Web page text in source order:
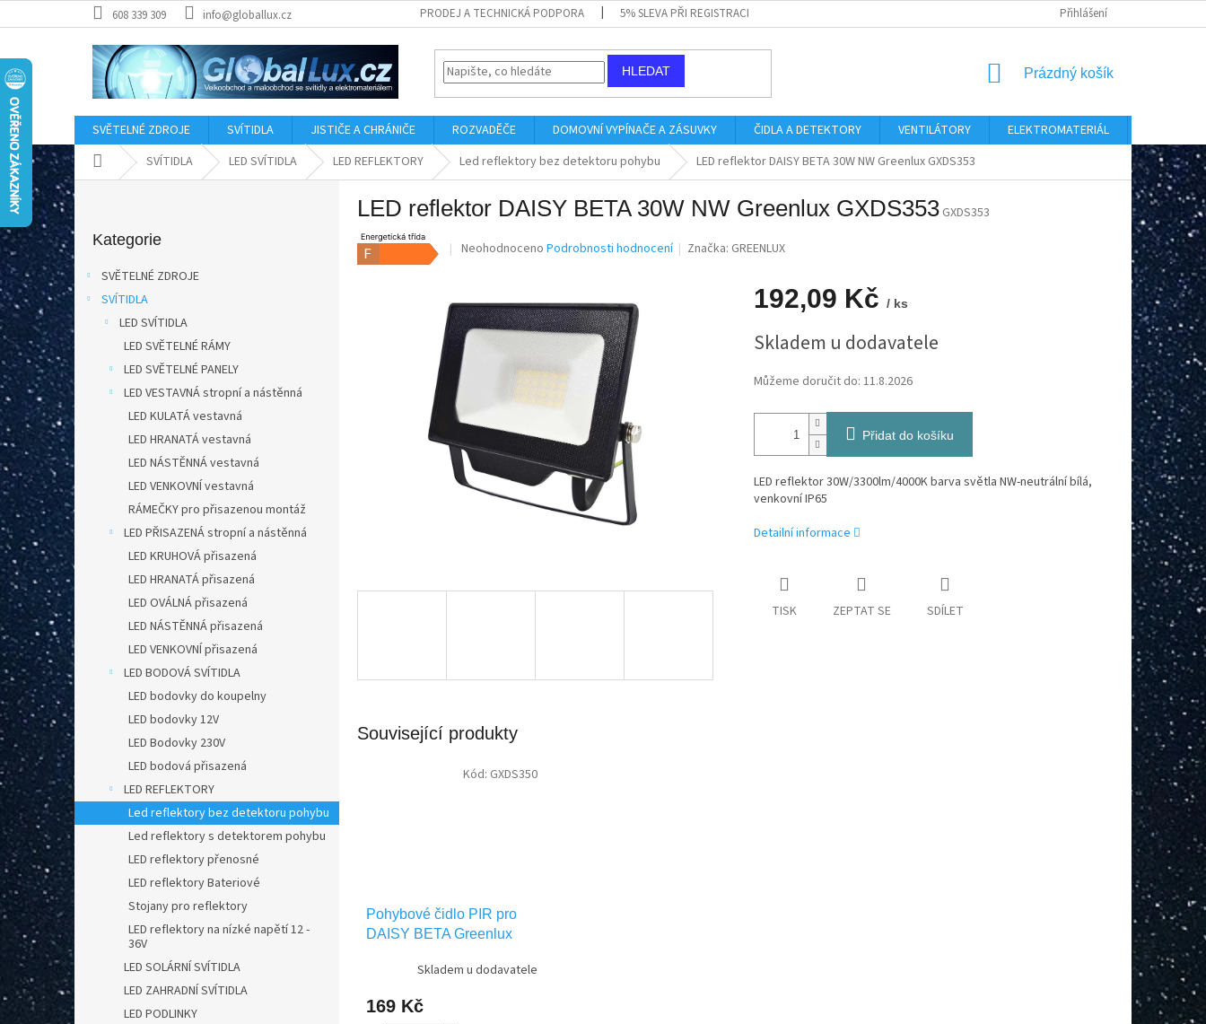
na
608 339 309 info@globallux.cz PRODEJ A TECHNICKÁ PODPORA 5% SLEVA PŘI REGISTRACI Přihlášení
HLEDAT
NÁKUPNÍ
Prázdný košík
SVĚTELNÉ ZDROJE SVÍTIDLA JISTIČE A CHRÁNIČE ROZVADĚČE DOMOVNÍ VYPÍNAČE A ZÁSUVKY ČIDLA A DETEKTORY VENTILÁTORY ELEKTROMATERIÁL
Domů SVÍTIDLA LED SVÍTIDLA LED REFLEKTORY Led reflektory bez detektoru pohybu LED reflektor DAISY BETA 30W NW Greenlux GXDS353
P
s
r
a
n
í
a
n
e
l
kategorie
Kategorie
SVĚTELNÉ ZDROJE
SVÍTIDLA
LED SVÍTIDLA
LED SVĚTELNÉ RÁMY
LED SVĚTELNÉ PANELY
LED VESTAVNÁ stropní a nástěnná
LED KULATÁ vestavná
LED HRANATÁ vestavná
LED NÁSTĚNNÁ vestavná
LED VENKOVNÍ vestavná
RÁMEČKY pro přisazenou montáž
LED PŘISAZENÁ stropní a nástěnná
LED KRUHOVÁ přisazená
LED HRANATÁ přisazená
LED OVÁLNÁ přisazená
LED NÁSTĚNNÁ přisazená
LED VENKOVNÍ přisazená
LED BODOVÁ SVÍTIDLA
LED bodovky do koupelny
LED bodovky 12V
LED Bodovky 230V
LED bodová přisazená
LED REFLEKTORY
Led reflektory bez detektoru pohybu
Led reflektory s detektorem pohybu
LED reflektory přenosné
LED reflektory Bateriové
Stojany pro reflektory
LED reflektory na nízké napětí 12 -
36V
LED SOLÁRNÍ SVÍTIDLA
LED ZAHRADNÍ SVÍTIDLA
LED PODLINKY
LED reflektor DAISY BETA 30W NW Greenlux GXDS353 GXDS353
Průměrné
je
0,0
z
5
hvězdiček.
Neohodnoceno Podrobnosti hodnocení Značka: GREENLUX
192,09 Kč / ks
cena:
Skladem u dodavatele
Můžeme doručit do: 11.8.2026
Přidat do košíku
LED reflektor 30W/3300lm/4000K barva světla NW-neutrální bílá,
venkovní IP65
Detailní informace
TISK ZEPTAT SE SDÍLET
Související produkty
Pohybové čidlo PIR pro
DAISY BETA Greenlux
Skladem u dodavatele
169 Kč
Kód: GXDS350